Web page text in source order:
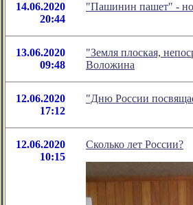
14.06.2020
20:44
"Пашинин пашет" -
13.06.2020
09:48
"Земля плоская,
Воложина
12.06.2020
17:12
"Дню России
12.06.2020
10:15
Сколько лет России?